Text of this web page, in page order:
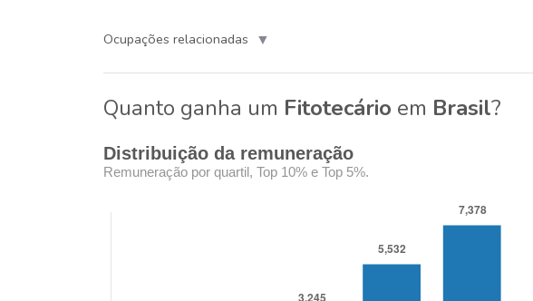
Ocupações relacionadas ▼
Quanto ganha um Fitotecário em Brasil?
Distribuição da remuneração
Remuneração por quartil, Top 10% e Top 5%.